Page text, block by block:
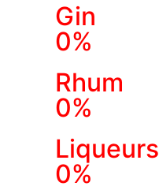
Gin
0%
Rhum
0%
Liqueurs
0%